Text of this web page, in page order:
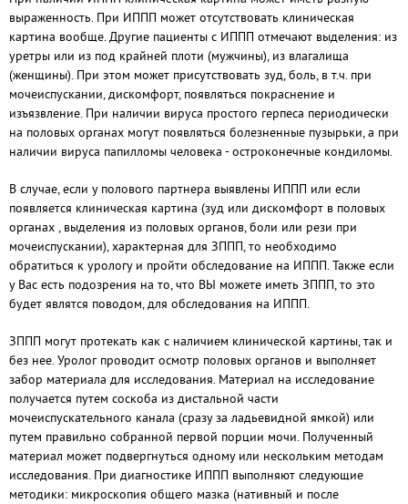
выраженность. При ИППП может отсутствовать клиническая
картина вообще. Другие пациенты с ИППП отмечают выделения: из
уретры или из под крайней плоти (мужчины), из влагалища
(женщины). При этом может присутствовать зуд, боль, в т.ч. при
мочеиспускании, дискомфорт, появляться покраснение и
изъязвление. При наличии вируса простого герпеса периодически
на половых органах могут появляться болезненные пузырьки, а при
наличии вируса папилломы человека - остроконечные кондиломы.
В случае, если у полового партнера выявлены ИППП или если
появляется клиническая картина (зуд или дискомфорт в половых
органах , выделения из половых органов, боли или рези при
мочеиспускании), характерная для ЗППП, то необходимо
обратиться к урологу и пройти обследование на ИППП. Также если
у Вас есть подозрения на то, что ВЫ можете иметь ЗППП, то это
будет являтся поводом, для обследования на ИППП.
ЗППП могут протекать как с наличием клинической картины, так и
без нее. Уролог проводит осмотр половых органов и выполняет
забор материала для исследования. Материал на исследование
получается путем соскоба из дистальной части
мочеиспускательного канала (сразу за ладьевидной ямкой) или
путем правильно собранной первой порции мочи. Полученный
материал может подвергнуться одному или нескольким методам
исследования. При диагностике ИППП выполняют следующие
методики: микроскопия общего мазка (нативный и после